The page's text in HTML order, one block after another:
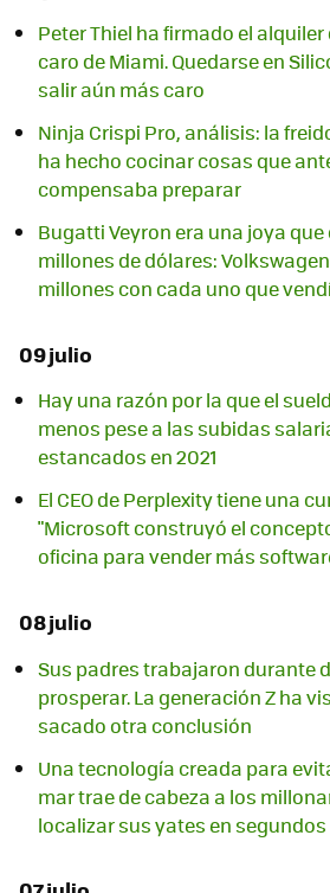
Peter Thiel ha firmado el
caro de Miami. Quedarse en
salir aún más caro
Ninja Crispi Pro, análisis: la
ha hecho cocinar cosas que
compensaba preparar
Bugatti Veyron era una joya que
millones de dólares:
millones con cada uno que
09 julio
Hay una razón por la que el
menos pese a las subidas
estancados en 2021
El CEO de Perplexity tiene una
"Microsoft construyó el
oficina para vender más
08 julio
Sus padres trabajaron durante
prosperar. La generación Z ha
sacado otra conclusión
Una tecnología creada para
mar trae de cabeza a los
localizar sus yates en segundos